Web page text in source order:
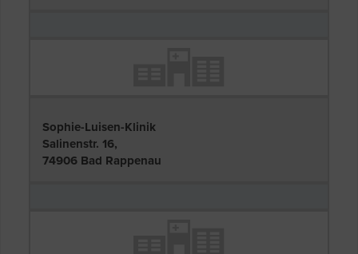
Sophie-Luisen-Klinik
Salinenstr. 16,
74906 Bad Rappenau